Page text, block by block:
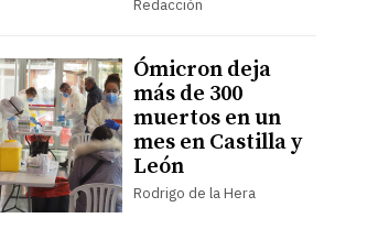
Redacción
Ómicron deja
más de 300
muertos en un
mes en Castilla y
León
Rodrigo de la Hera